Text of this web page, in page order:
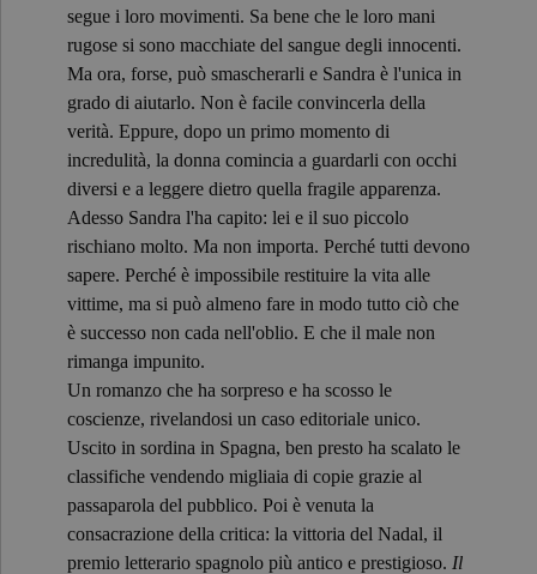
segue i loro movimenti. Sa bene che le loro mani
rugose si sono macchiate del sangue degli innocenti.
Ma ora, forse, può smascherarli e Sandra è l'unica in
grado di aiutarlo. Non è facile convincerla della
verità. Eppure, dopo un primo momento di
incredulità, la donna comincia a guardarli con occhi
diversi e a leggere dietro quella fragile apparenza.
Adesso Sandra l'ha capito: lei e il suo piccolo
rischiano molto. Ma non importa. Perché tutti devono
sapere. Perché è impossibile restituire la vita alle
vittime, ma si può almeno fare in modo tutto ciò che
è successo non cada nell'oblio. E che il male non
rimanga impunito.
Un romanzo che ha sorpreso e ha scosso le
coscienze, rivelandosi un caso editoriale unico.
Uscito in sordina in Spagna, ben presto ha scalato le
classifiche vendendo migliaia di copie grazie al
passaparola del pubblico. Poi è venuta la
consacrazione della critica: la vittoria del Nadal, il
premio letterario spagnolo più antico e prestigioso. Il